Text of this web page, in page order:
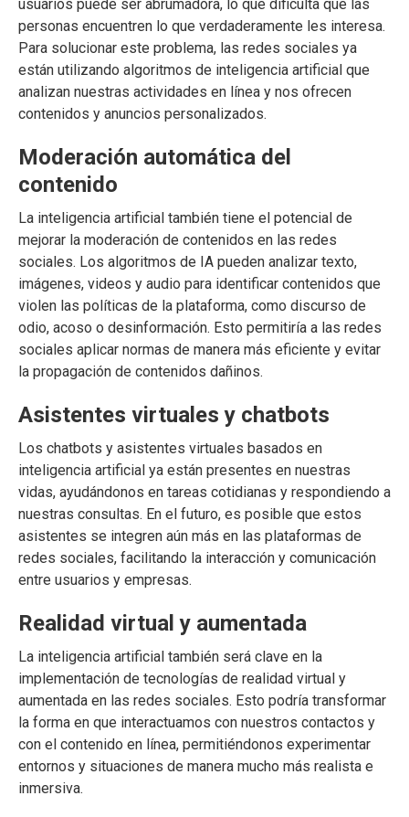
usuarios puede ser abrumadora, lo que dificulta que las
personas encuentren lo que verdaderamente les interesa.
Para solucionar este problema, las redes sociales ya
están utilizando algoritmos de inteligencia artificial que
analizan nuestras actividades en línea y nos ofrecen
contenidos y anuncios personalizados.
Moderación automática del
contenido
La inteligencia artificial también tiene el potencial de
mejorar la moderación de contenidos en las redes
sociales. Los algoritmos de IA pueden analizar texto,
imágenes, videos y audio para identificar contenidos que
violen las políticas de la plataforma, como discurso de
odio, acoso o desinformación. Esto permitiría a las redes
sociales aplicar normas de manera más eficiente y evitar
la propagación de contenidos dañinos.
Asistentes virtuales y chatbots
Los chatbots y asistentes virtuales basados en
inteligencia artificial ya están presentes en nuestras
vidas, ayudándonos en tareas cotidianas y respondiendo a
nuestras consultas. En el futuro, es posible que estos
asistentes se integren aún más en las plataformas de
redes sociales, facilitando la interacción y comunicación
entre usuarios y empresas.
Realidad virtual y aumentada
La inteligencia artificial también será clave en la
implementación de tecnologías de realidad virtual y
aumentada en las redes sociales. Esto podría transformar
la forma en que interactuamos con nuestros contactos y
con el contenido en línea, permitiéndonos experimentar
entornos y situaciones de manera mucho más realista e
inmersiva.